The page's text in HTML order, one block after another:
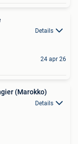
Details
24 apr 26
(Marokko)
Details